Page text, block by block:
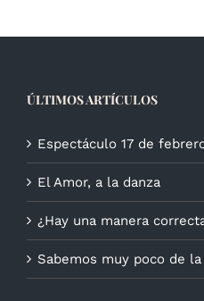
ÚLTIMOS ARTÍCULOS
Espectáculo 17 de
El Amor, a la danza
¿Hay una manera
Sabemos muy poco de